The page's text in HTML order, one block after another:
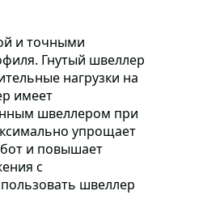
и точными
Гнутый швеллер
нагрузки на
имеет
швеллером при
упрощает
и повышает
с
швеллер